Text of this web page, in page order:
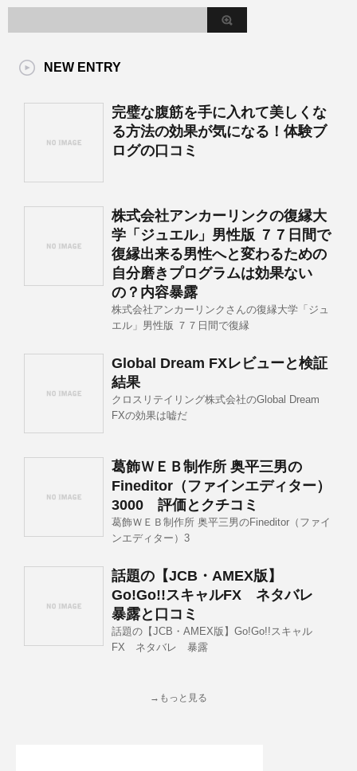
NEW ENTRY
完璧な腹筋を手に入れて美しくな
る方法の効果が気になる！体験ブ
ログの口コミ
株式会社アンカーリンクの復縁大
学「ジュエル」男性版 ７７日間で
復縁出来る男性へと変わるための
自分磨きプログラムは効果ない
の？内容暴露
株式会社アンカーリンクさんの復縁大学「ジュ
エル」男性版 ７７日間で復縁
Global Dream FXレビューと検証
結果
クロスリテイリング株式会社のGlobal Dream
FXの効果は嘘だ
葛飾ＷＥＢ制作所 奥平三男の
Fineditor（ファインエディター）
3000 評価とクチコミ
葛飾ＷＥＢ制作所 奥平三男のFineditor（ファイ
ンエディター）3
話題の【JCB・AMEX版】
Go!Go!!スキャルFX ネタバレ
暴露と口コミ
話題の【JCB・AMEX版】Go!Go!!スキャル
FX ネタバレ 暴露
→もっと見る